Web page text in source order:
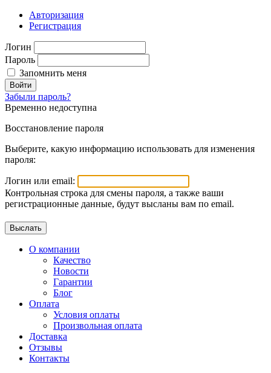
Авторизация
Регистрация
Логин
Пароль
Запомнить меня
Войти
Забыли пароль?
Временно недоступна
Восстановление пароля
Выберите, какую информацию использовать для изменения
пароля:
Логин или email:
Контрольная строка для смены пароля, а также ваши
регистрационные данные, будут высланы вам по email.
О компании
Качество
Новости
Гарантии
Блог
Оплата
Условия оплаты
Произвольная оплата
Доставка
Отзывы
Контакты